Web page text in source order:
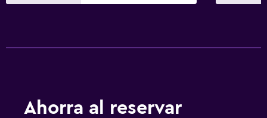
Ahorra al reservar